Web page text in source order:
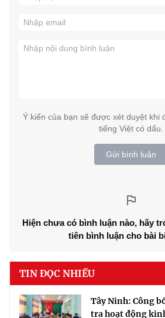
Ý kiến của bạn sẽ được xét duyệt khi
tiếng Việt có dấu.
Gửi bình luận
Hiện chưa có bình luận nào, hãy
tiên bình luận cho bài
TIN ĐỌC NHIỀU
Tây Ninh: Công
tra hoạt động